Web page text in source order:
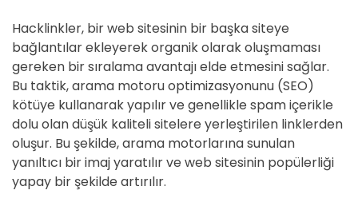
Hacklinkler, bir web sitesinin bir başka siteye
bağlantılar ekleyerek organik olarak oluşmaması
gereken bir sıralama avantajı elde etmesini sağlar.
Bu taktik, arama motoru optimizasyonunu (SEO)
kötüye kullanarak yapılır ve genellikle spam içerikle
dolu olan düşük kaliteli sitelere yerleştirilen linklerden
oluşur. Bu şekilde, arama motorlarına sunulan
yanıltıcı bir imaj yaratılır ve web sitesinin popülerliği
yapay bir şekilde artırılır.